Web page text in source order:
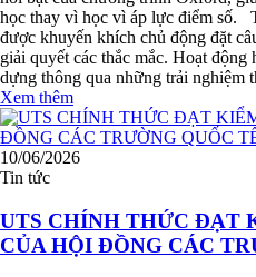
học thay vì học vì áp lực điểm số.
được khuyến khích chủ động đặt
giải quyết các thắc mắc. Hoạt
dựng thông qua những trải nghiệm
Xem thêm
10/06/2026
Tin tức
UTS CHÍNH THỨC ĐẠT
CỦA HỘI ĐỒNG CÁC